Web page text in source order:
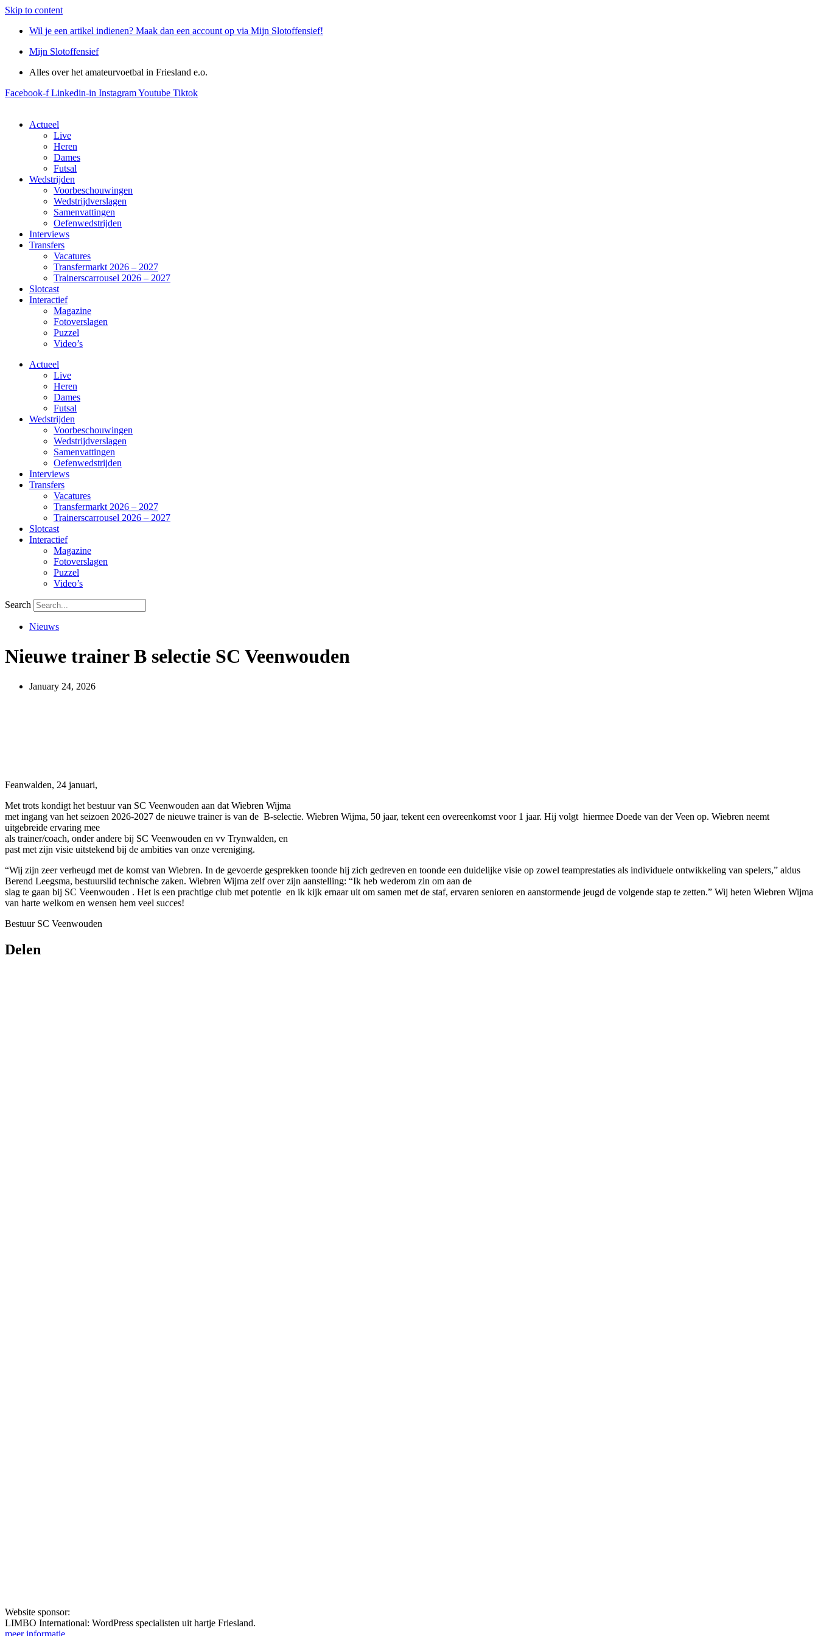
Skip to content
Wil je een artikel indienen? Maak dan een account op via Mijn Slotoffensief!
Mijn Slotoffensief
Alles over het amateurvoetbal in Friesland e.o.
Facebook-f Linkedin-in InstagramYoutube Tiktok
Actueel
Live
Heren
Dames
Futsal
Wedstrijden
Voorbeschouwingen
Wedstrijdverslagen
Samenvattingen
Oefenwedstrijden
Interviews
Transfers
Vacatures
Transfermarkt 2026 – 2027
Trainerscarrousel 2026 – 2027
Slotcast
Interactief
Magazine
Fotoverslagen
Puzzel
Video’s
Actueel
Live
Heren
Dames
Futsal
Wedstrijden
Voorbeschouwingen
Wedstrijdverslagen
Samenvattingen
Oefenwedstrijden
Interviews
Transfers
Vacatures
Transfermarkt 2026 – 2027
Trainerscarrousel 2026 – 2027
Slotcast
Interactief
Magazine
Fotoverslagen
Puzzel
Video’s
Search
Nieuws
Nieuwe trainer B selectie SC Veenwouden
January 24, 2026
Feanwalden, 24 januari,
Met trots kondigt het bestuur van SC Veenwouden aan dat Wiebren Wijma
met ingang van het seizoen 2026-2027 de nieuwe trainer is van de B-selectie. Wiebren Wijma, 50 jaar, tekent een overeenkomst voor 1 jaar. Hij volgt hiermee Doede van der Veen op. Wiebren neemt
uitgebreide ervaring mee
als trainer/coach, onder andere bij SC Veenwouden en vv Trynwalden, en
past met zijn visie uitstekend bij de ambities van onze vereniging.
“Wij zijn zeer verheugd met de komst van Wiebren. In de gevoerde gesprekken toonde hij zich gedreven en toonde een duidelijke visie op zowel teamprestaties als individuele ontwikkeling van spelers,” aldus
Berend Leegsma, bestuurslid technische zaken. Wiebren Wijma zelf over zijn aanstelling: “Ik heb wederom zin om aan de
slag te gaan bij SC Veenwouden . Het is een prachtige club met potentie en ik kijk ernaar uit om samen met de staf, ervaren senioren en aanstormende jeugd de volgende stap te zetten.” Wij heten Wiebren Wijma
van harte welkom en wensen hem veel succes!
Bestuur SC Veenwouden
Delen
Website sponsor:
LIMBO International: WordPress specialisten uit hartje Friesland.
meer informatie